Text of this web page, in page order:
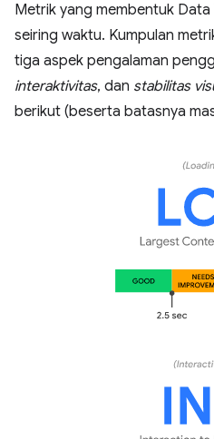
Metrik yang membentuk Data
seiring waktu. Kumpulan
tiga aspek pengalaman
interaktivitas, dan stabilitas
berikut (beserta batasnya